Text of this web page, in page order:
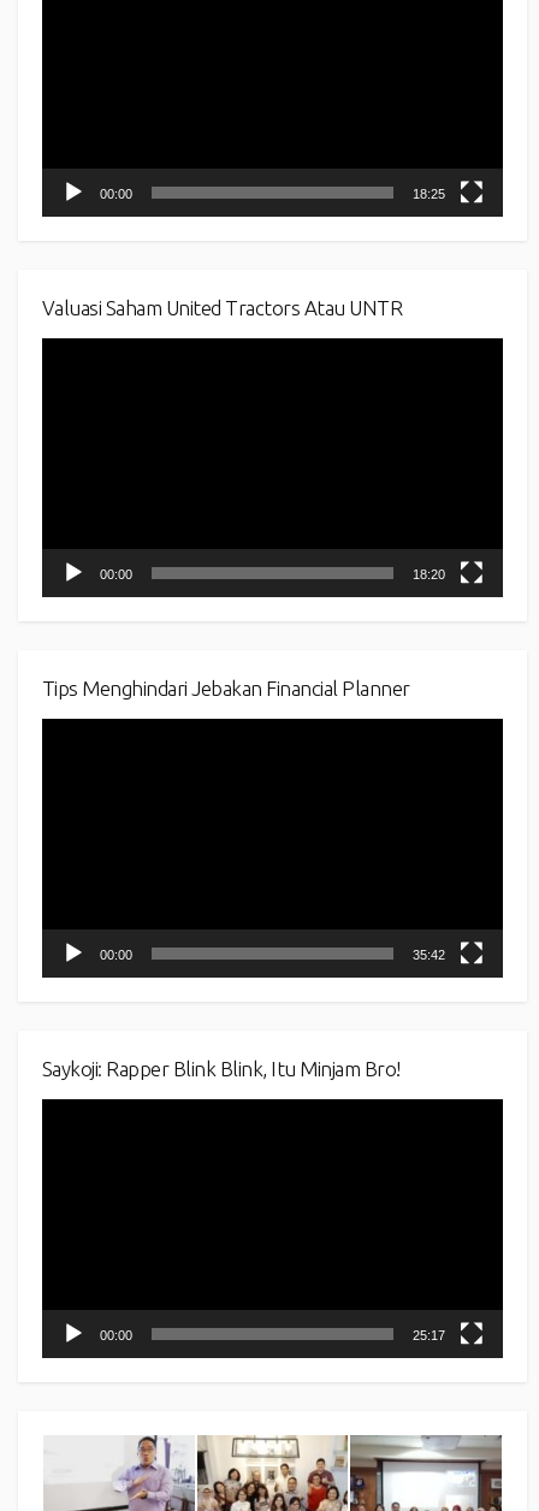
00:00 18:25
Valuasi Saham United Tractors Atau UNTR
00:00 18:20
Tips Menghindari Jebakan Financial Planner
00:00 35:42
Saykoji: Rapper Blink Blink, Itu Minjam Bro!
00:00 25:17